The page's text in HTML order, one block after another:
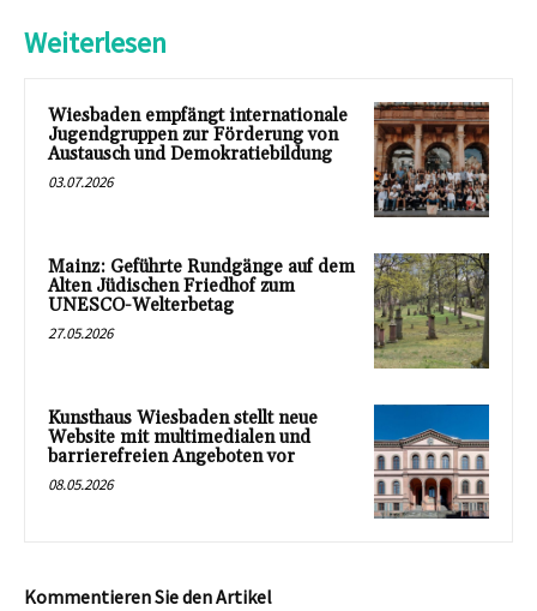
Weiterlesen
Wiesbaden empfängt internationale
Jugendgruppen zur Förderung von
Austausch und Demokratiebildung
03.07.2026
Mainz: Geführte Rundgänge auf dem
Alten Jüdischen Friedhof zum
UNESCO-Welterbetag
27.05.2026
Kunsthaus Wiesbaden stellt neue
Website mit multimedialen und
barrierefreien Angeboten vor
08.05.2026
Kommentieren Sie den Artikel